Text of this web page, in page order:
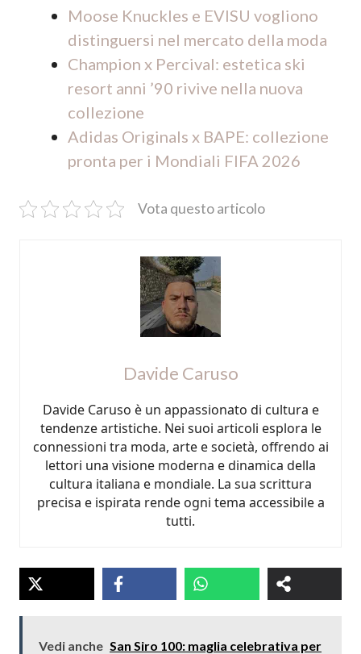
Moose Knuckles e EVISU vogliono
distinguersi nel mercato della moda
Champion x Percival: estetica ski
resort anni ’90 rivive nella nuova
collezione
Adidas Originals x BAPE: collezione
pronta per i Mondiali FIFA 2026
Vota questo articolo
Davide Caruso
Davide Caruso è un appassionato di cultura e
tendenze artistiche. Nei suoi articoli esplora le
connessioni tra moda, arte e società, offrendo ai
lettori una visione moderna e dinamica della
cultura italiana e mondiale. La sua scrittura
precisa e ispirata rende ogni tema accessibile a
tutti.
Vedi anche San Siro 100: maglia celebrativa per